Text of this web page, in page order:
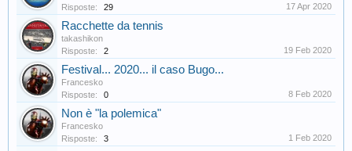
Risposte:
29 17 Apr 2020
Racchette da tennis
takashikon
Risposte:
2 19 Feb 2020
Festival... 2020... il caso Bugo...
Francesko
Risposte:
0 8 Feb 2020
Non è "la polemica"
Francesko
Risposte:
3 1 Feb 2020